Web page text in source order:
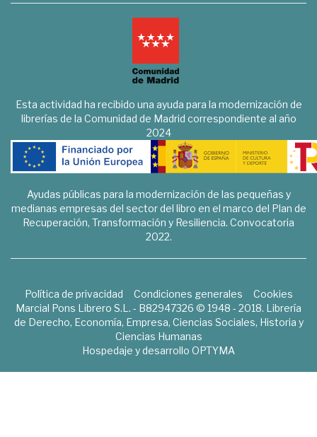
Esta actividad ha recibido una ayuda para la modernización de
librerías de la Comunidad de Madrid correspondiente al año
2024
Ayudas públicas para la modernización de las pequeñas y
medianas empresas del sector del libro en el marco del Plan de
Recuperación, Transformación y Resiliencia. Convocatoria
2022.
Política de privacidad Condiciones generales
Cookies
Marcial Pons Librero S.L. - B82947326 © 1948 - 2018. Librería
de Derecho, Economía, Empresa, Ciencias Sociales, Historia y
Ciencias Humanas
Hospedaje y desarrollo OPTYMA